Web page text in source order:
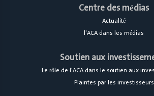
Centre des médias
Actualité
l'ACA dans les médias
Soutien aux
Le rôle de l'ACA dans le soutien aux
Plaintes par les investisseurs